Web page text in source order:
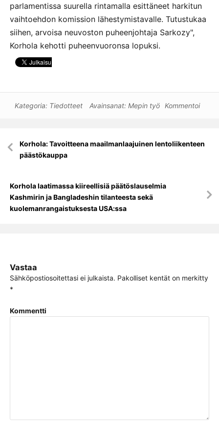
parlamentissa suurella rintamalla esittäneet harkitun
vaihtoehdon komission lähestymistavalle. Tutustukaa
siihen, arvoisa neuvoston puheenjohtaja Sarkozy",
Korhola kehotti puheenvuoronsa lopuksi.
Kategoria: Tiedotteet Avainsanat: Mepin työ Kommentoi
selausKorhola: Tavoitteena maailmanlaajuinen lentoliikenteen
päästökauppa
Korhola laatimassa kiireellisiä päätöslauselmia
Kashmirin ja Bangladeshin tilanteesta sekä
kuolemanrangaistuksesta USA:ssa
Vastaa
Sähköpostiosoitettasi ei julkaista. Pakolliset kentät on merkitty
*
Kommentti